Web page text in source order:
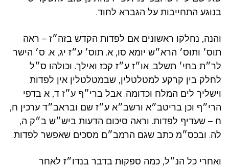
בנוגע התחייבות על הגברא לחוד.
והנה, נחלקו ראשונים אם לפדות הקדש בזה״ז – ראה
תוס׳ ותוס׳ הרא״ש יומא סו, א. תוס׳ ע״ז יג, א. ס׳ הישר
לר״ת בחי׳ תשלב. או״ז ע״ז קכז ואילך. וכולהו ס״ל
לחלק בין קרקע למטלטלין, שבמטלטלין אין לפדות
וישליך לים המלח וכדומה. אבל ברי״ף ע״ז ד, א בדפי
הרי״ף וכן בריטב״א ורשב״א ע״ז שם ובראב״ד ערכין ח,
ח – שעדיף לפדות. וראה סיכום הדעות ביש״ש ב״ק ה,
לה. ובכס״מ כתב שגם הרמב״ם מסכים שאפשר לפדות.
ואחרי כל הנ״ל, כמה ספקות בדבר בנדו״ז לאחר